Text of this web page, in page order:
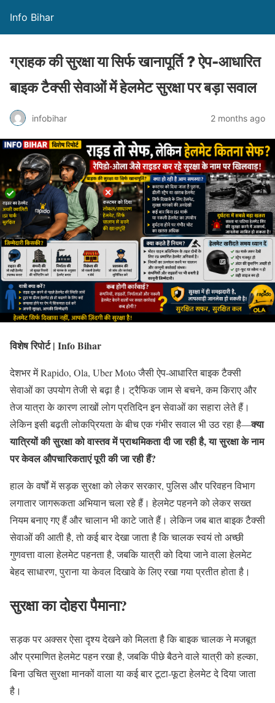
Info Bihar
ग्राहक की सुरक्षा या सिर्फ खानापूर्ति ? ऐप-आधारित
बाइक टैक्सी सेवाओं में हेलमेट सुरक्षा पर बड़ा सवाल
infobihar 2 months ago
विशेष रिपोर्ट | Info Bihar
देशभर में Rapido, Ola, Uber Moto जैसी ऐप-आधारित बाइक टैक्सी
सेवाओं का उपयोग तेजी से बढ़ा है। ट्रैफिक जाम से बचने, कम किराए और
तेज यात्रा के कारण लाखों लोग प्रतिदिन इन सेवाओं का सहारा लेते हैं।
लेकिन इसी बढ़ती लोकप्रियता के बीच एक गंभीर सवाल भी उठ रहा है—क्या
यात्रियों की सुरक्षा को वास्तव में प्राथमिकता दी जा रही है, या सुरक्षा के नाम
पर केवल औपचारिकताएं पूरी की जा रही हैं?
हाल के वर्षों में सड़क सुरक्षा को लेकर सरकार, पुलिस और परिवहन विभाग
लगातार जागरूकता अभियान चला रहे हैं। हेलमेट पहनने को लेकर सख्त
नियम बनाए गए हैं और चालान भी काटे जाते हैं। लेकिन जब बात बाइक टैक्सी
सेवाओं की आती है, तो कई बार देखा जाता है कि चालक स्वयं तो अच्छी
गुणवत्ता वाला हेलमेट पहनता है, जबकि यात्री को दिया जाने वाला हेलमेट
बेहद साधारण, पुराना या केवल दिखावे के लिए रखा गया प्रतीत होता है।
सुरक्षा का दोहरा पैमाना?
सड़क पर अक्सर ऐसा दृश्य देखने को मिलता है कि बाइक चालक ने मजबूत
और प्रमाणित हेलमेट पहन रखा है, जबकि पीछे बैठने वाले यात्री को हल्का,
बिना उचित सुरक्षा मानकों वाला या कई बार टूटा-फूटा हेलमेट दे दिया जाता
है।